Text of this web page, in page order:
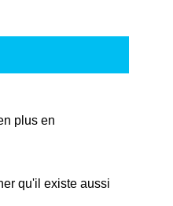
plus en
qu'il existe aussi